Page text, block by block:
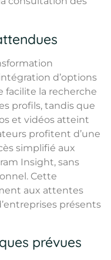
d’options
facilite la recherche
profils, tandis que
et vidéos atteint
profitent d’une
simplifié aux
Insight, sans
Cette
aux attentes
présents
prévues